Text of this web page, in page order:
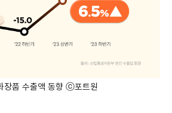
장품 수출액 동향 ⓒ포트원